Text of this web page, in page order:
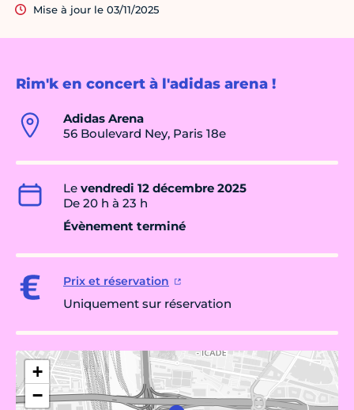
Rim'k en concert à l'adidas arena !
Adidas Arena
56 Boulevard Ney, Paris 18e
Le vendredi 12 décembre 2025
De 20 h à 23 h
Évènement terminé
Prix et réservation
Uniquement sur réservation
+
−
Mise à jour le 03/11/2025